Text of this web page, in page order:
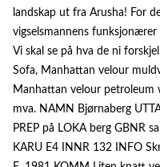
landskap ut fra Arusha! For
vigselsmannens
Vi skal se på hva de ni
Sofa, Manhattan velour
Manhattan velour petroleum
mva. NAMN Bjørnaberg
PREP på LOKA berg GBNR
KARU E4 INNR 132 INFO